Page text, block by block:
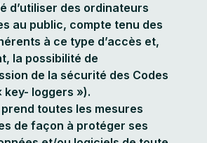
d’utiliser des ordinateurs
au public, compte tenu des
à ce type d’accès et,
la possibilité de
de la sécurité des Codes
key- loggers »).
prend toutes les mesures
de façon à protéger ses